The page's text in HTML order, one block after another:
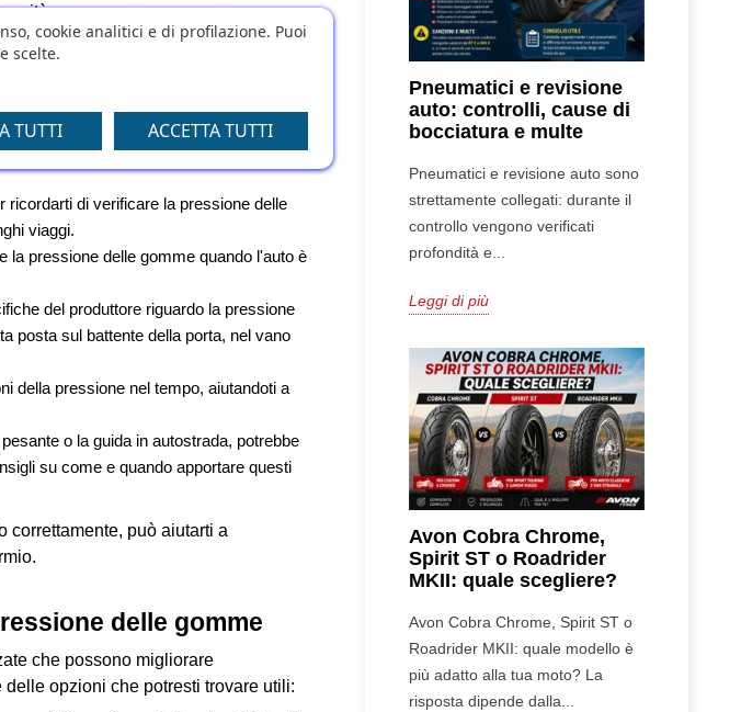
l'uso delle app
del tuo veicolo. Con l'avvento
e preciso. Ecco alcuni consigli su
ricordarti di verificare la pressione delle
viaggi.
la pressione delle gomme quando l'auto è
del produttore riguardo la pressione
posta sul battente della porta, nel vano
della pressione nel tempo, aiutandoti a
o la guida in autostrada, potrebbe
su come e quando apportare questi
correttamente, può aiutarti a
delle gomme
che possono migliorare
opzioni che potresti trovare utili:
Pneumatici e revisione
auto: controlli, cause di
bocciatura e multe
Pneumatici e revisione auto sono
strettamente collegati: durante il
controllo vengono verificati
profondità e...
Leggi di più
Avon Cobra Chrome,
Spirit ST o Roadrider
MKII: quale scegliere?
Avon Cobra Chrome, Spirit ST o
Roadrider MKII: quale modello è
più adatto alla tua moto? La
risposta dipende dalla...
cookie analitici e di profilazione. Puoi
scelte.
TUTTI ACCETTA TUTTI